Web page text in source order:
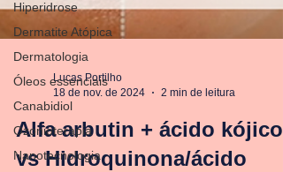
Hiperidrose
Dermatite Atópica
Dermatologia
Óleos essenciais
Canabidiol
Ozonioterapia
Nanotecnologia
Lucas Portilho
18 de nov. de 2024
2 min de leitura
Alfa arbutin + ácido kójico